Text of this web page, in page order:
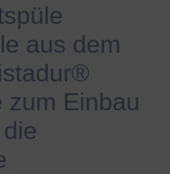
aus dem
zum Einbau